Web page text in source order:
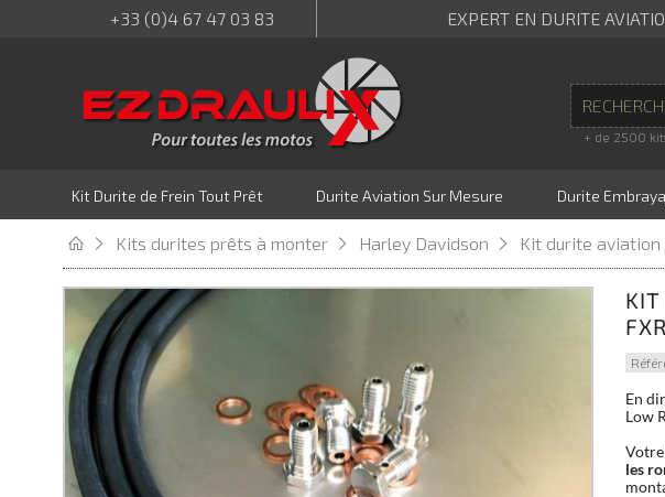
+33 (0)4 67 47 03 83 EXPERT EN DURITE
+ de 2500
Kit Durite de Frein Tout Prêt Durite Aviation Sur Mesure Durite
Kits durites prêts à monter Harley Davidson Kit durite aviation
KIT
En
Low
les